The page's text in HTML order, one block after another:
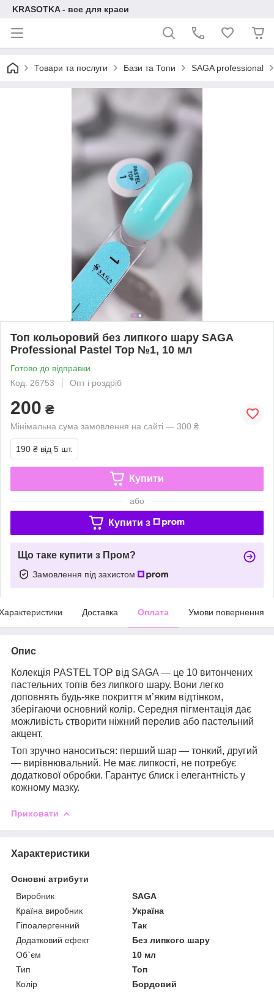
KRASOTKA - все для краси
Товари та послуги Бази та Топи SAGA professional
Топ кольоровий без липкого шару SAGA
Professional Pastel Top №1, 10 мл
Готово до відправки
Код: 26753
Опт і роздріб
200 ₴
Мінімальна сума замовлення на сайті — 300 ₴
190 ₴ від 5 шт.
Купити
або
Купити з
Що таке купити з Пром?
Замовлення під захистом
Доставка Оплата Умови повернення
Опис
Колекція PASTEL TOP від SAGA — це 10 витончених
пастельних топів без липкого шару. Вони легко
доповнять будь-яке покриття м’яким відтінком,
зберігаючи основний колір. Середня пігментація дає
можливість створити ніжний перелив або пастельний
акцент.
Топ зручно наноситься: перший шар — тонкий, другий
— вирівнювальний. Не має липкості, не потребує
додаткової обробки. Гарантує блиск і елегантність у
кожному мазку.
Приховати
Характеристики
Основні атрибути
Виробник
SAGA
Країна виробник
Україна
Гіпоалергенний
Так
Додатковий ефект
Без липкого шару
Об`єм
10 мл
Тип
Топ
Колір
Бордовий